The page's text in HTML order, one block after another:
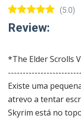
(5.0)
Review:
*The Elder Scrolls
Existe uma
atrevo a tentar
Skyrim está no